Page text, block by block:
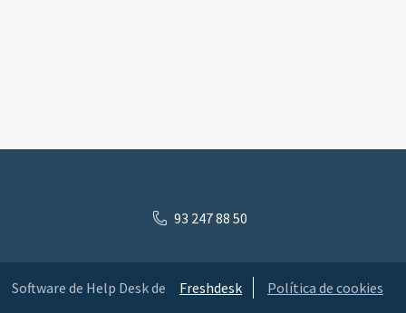
93 247 88 50
Software de Help Desk de Freshdesk Política de cookies